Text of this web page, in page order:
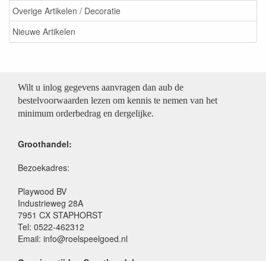
Overige Artikelen / Decoratie
Nieuwe Artikelen
Wilt u inlog gegevens aanvragen dan aub de
bestelvoorwaarden lezen om kennis te nemen van het
minimum orderbedrag en dergelijke.
Groothandel:
Bezoekadres:
Playwood BV
Industrieweg 28A
7951 CX STAPHORST
Tel: 0522-462312
Email: info@roelspeelgoed.nl